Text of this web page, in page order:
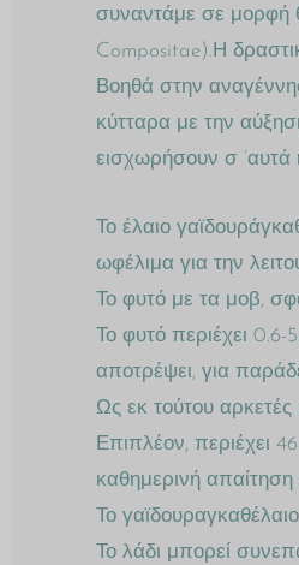
συναντάμε σε μορφή
Compositae).Η
Βοηθά στην
κύτταρα με την
εισχωρήσουν σ ’αυτά
Το έλαιο
ωφέλιμα για την
Το φυτό με τα μοβ,
Το φυτό περιέχει
αποτρέψει, για
Ως εκ τούτου αρκετές
Επιπλέον, περιέχει
καθημερινή
Το
Το λάδι μπορεί